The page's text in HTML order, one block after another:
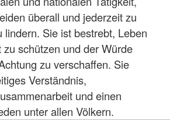
überall und jederzeit zu
lindern. Sie ist bestrebt, Leben
zu schützen und der Würde
zu verschaffen. Sie
Verständnis,
und einen
unter allen Völkern.